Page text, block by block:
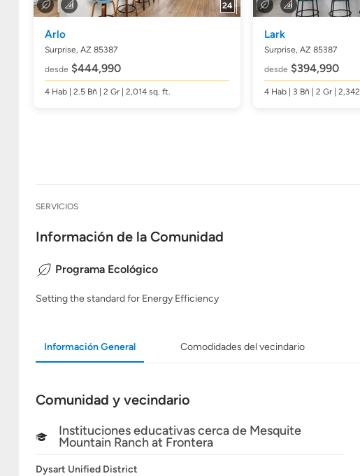
24
Arlo
Surprise, AZ 85387
desde $444,990
4 Hab | 2.5 Bñ | 2 Gr | 2,014 sq. ft.
Lark
Surprise, AZ 85387
desde $394,990
4 Hab| 3 Bñ | 2 Gr | 2,342
SERVICIOS
Información de la Comunidad
Programa Ecológico
Setting the standard for Energy Efficiency
Información General Comodidades del vecindario
Comunidad y vecindario
Instituciones educativas cerca de Mesquite
Mountain Ranch at Frontera
Dysart Unified District